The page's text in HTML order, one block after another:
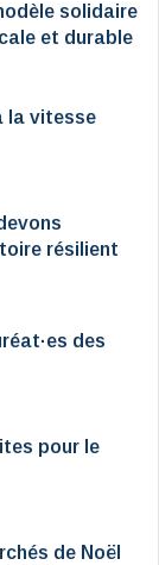
solidaire
et durable
la vitesse
résilient
des
pour le
de Noël